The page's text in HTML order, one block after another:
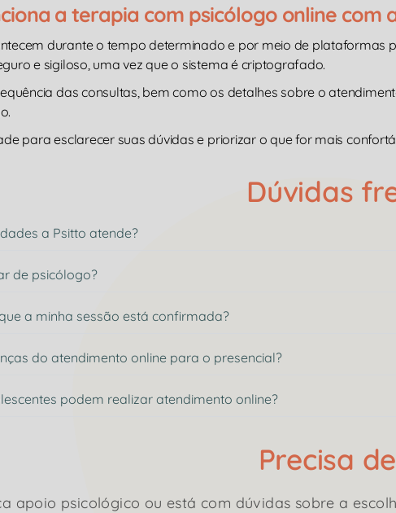
a terapia com psicólogo online com
durante o tempo determinado e por meio de
e sigiloso, uma vez que o sistema é criptografado.
das consultas, bem como os detalhes sobre o
para esclarecer suas dúvidas e priorizar o que for mais
Dúvidas
a Psitto atende?
de psicólogo?
a minha sessão está confirmada?
do atendimento online para o presencial?
podem realizar atendimento online?
Precisa
apoio psicológico ou está com dúvidas sobre a